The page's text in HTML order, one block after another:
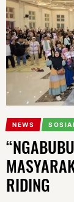
NEWS
RIDING